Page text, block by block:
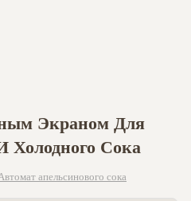
Экраном Для
Холодного Сока
апельсинового сока